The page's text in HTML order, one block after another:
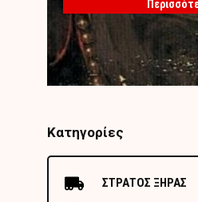
Κατηγορίες
ΣΤΡΑΤΟΣ ΞΗΡΑΣ